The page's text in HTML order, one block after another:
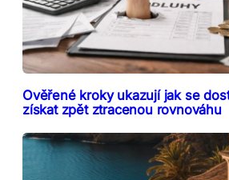
Ověřené kroky ukazují jak se
získat zpět ztracenou rovnováhu